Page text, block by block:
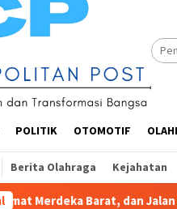
POLITIK OTOMOTIF
Berita Olahraga Kejahatan
Panjang Menuju